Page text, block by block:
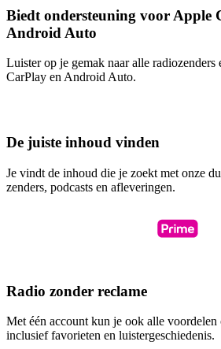
Biedt ondersteuning voor Apple
Android Auto
Luister op je gemak naar alle radiozenders
CarPlay en Android Auto.
De juiste inhoud vinden
Je vindt de inhoud die je zoekt met onze
zenders, podcasts en afleveringen.
Radio zonder reclame
Met één account kun je ook alle
inclusief favorieten en luistergeschiedenis.